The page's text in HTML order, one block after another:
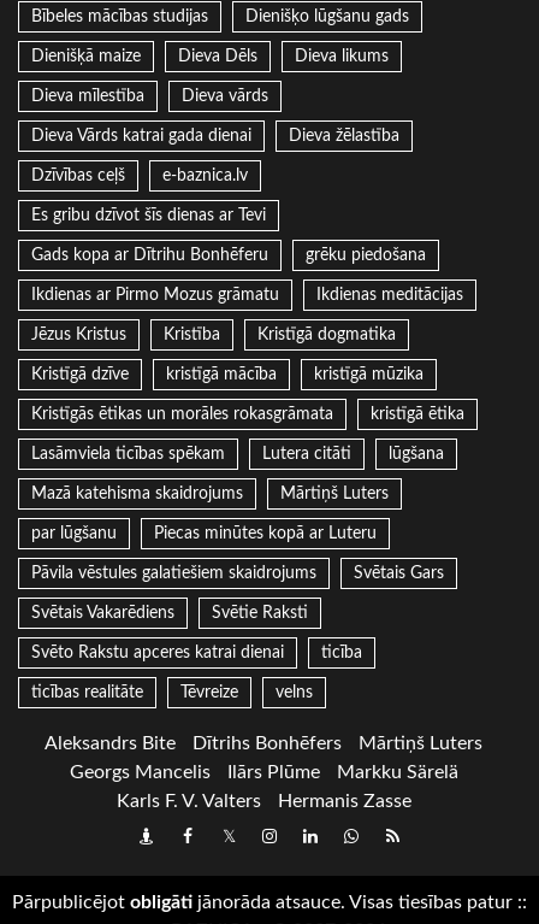
Bībeles mācības studijas Dienišķo lūgšanu gads
Dienišķā maize Dieva Dēls Dieva likums
Dieva mīlestība Dieva vārds
Dieva Vārds katrai gada dienai Dieva žēlastība
Dzīvības ceļš e-baznica.lv
Es gribu dzīvot šīs dienas ar Tevi
Gads kopa ar Dītrihu Bonhēferu grēku piedošana
Ikdienas ar Pirmo Mozus grāmatu Ikdienas meditācijas
Jēzus Kristus Kristība Kristīgā dogmatika
Kristīgā dzīve kristīgā mācība kristīgā mūzika
Kristīgās ētikas un morāles rokasgrāmata kristīgā ētika
Lasāmviela ticības spēkam Lutera citāti lūgšana
Mazā katehisma skaidrojums Mārtiņš Luters
par lūgšanu Piecas minūtes kopā ar Luteru
Pāvila vēstules galatiešiem skaidrojums Svētais Gars
Svētais Vakarēdiens Svētie Raksti
Svēto Rakstu apceres katrai dienai ticība
ticības realitāte Tēvreize velns
Aleksandrs Bite Dītrihs Bonhēfers
Mārtiņš Luters
Georgs Mancelis
Ilārs Plūme
Markku Särelä
Karls F. V. Valters
Hermanis Zasse
DraugiemFacebook
TwitterInstagram
LinkedInwhatsapp
RSS
Pārpublicējot obligāti jānorāda atsauce. Visas tiesības patur ::